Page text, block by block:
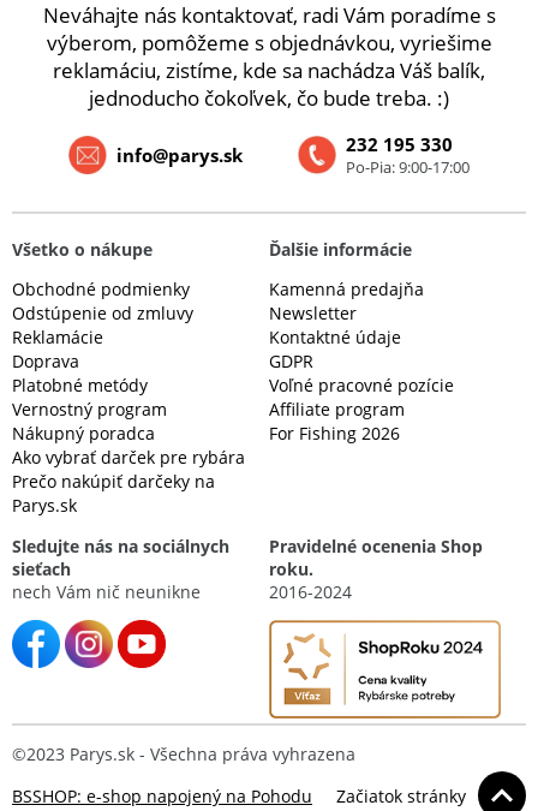
Neváhajte nás kontaktovať, radi Vám poradíme s
výberom, pomôžeme s objednávkou, vyriešime
reklamáciu, zistíme, kde sa nachádza Váš balík,
jednoducho čokoľvek, čo bude treba. :)
232 195 330
Po-Pia: 9:00-17:00
info@parys.sk
Všetko o nákupe
Obchodné podmienky
Odstúpenie od zmluvy
Reklamácie
Doprava
Platobné metódy
Vernostný program
Nákupný poradca
Ako vybrať darček pre rybára
Prečo nakúpiť darčeky na
Parys.sk
Ďalšie informácie
Kamenná predajňa
Newsletter
Kontaktné údaje
GDPR
Voľné pracovné pozície
Affiliate program
For Fishing 2026
Sledujte nás na sociálnych
sieťach
nech Vám nič neunikne
Pravidelné ocenenia Shop
roku.
2016-2024
©2023 Parys.sk - Všechna práva vyhrazena
BSSHOP: e-shop napojený na Pohodu
Začiatok stránky